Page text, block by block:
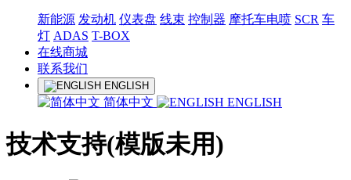
新能源 发动机 仪表盘 线束 控制器 摩托车电喷 SCR 车
灯 ADAS T-BOX
在线商城
联系我们
ENGLISH
简体中文 ENGLISH
技术支持(模版未用)